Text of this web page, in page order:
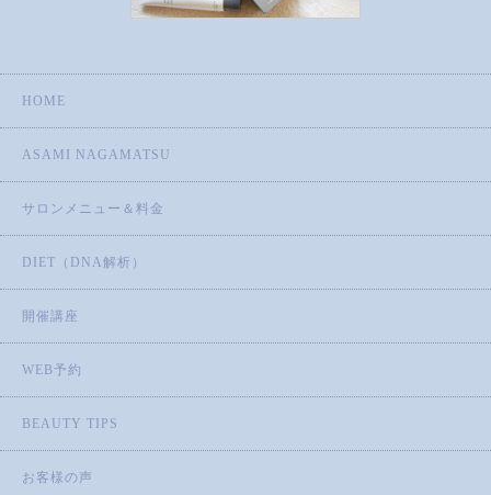
HOME
ASAMI NAGAMATSU
サロンメニュー＆料金
DIET（DNA解析）
開催講座
WEB予約
BEAUTY TIPS
お客様の声